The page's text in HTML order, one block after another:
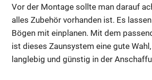
Vor der Montage sollte man darauf
alles Zubehör vorhanden ist. Es
Bögen mit einplanen. Mit dem
ist dieses Zaunsystem eine gute
langlebig und günstig in der